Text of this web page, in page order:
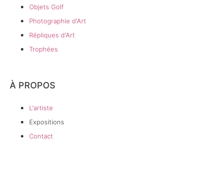
Objets Golf
Photographie d'Art
Répliques d'Art
Trophées
À PROPOS
L'artiste
Expositions
Contact